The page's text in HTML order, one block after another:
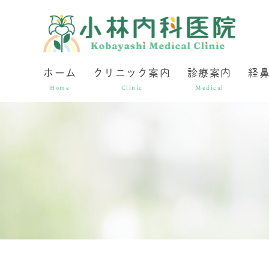
ホーム
Home
クリニック案内
Clinic
診療案内
Medical
経